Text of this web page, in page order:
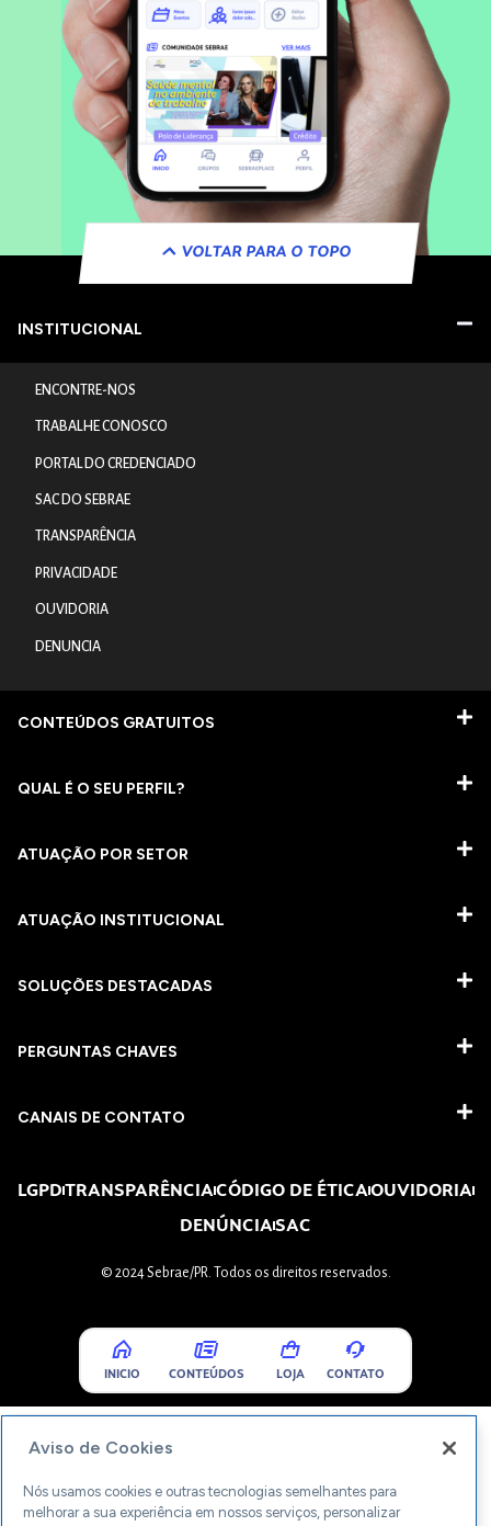
VOLTAR PARA O TOPO
INSTITUCIONAL
ENCONTRE-NOS
TRABALHE CONOSCO
PORTAL DO CREDENCIADO
SAC DO SEBRAE
TRANSPARÊNCIA
PRIVACIDADE
OUVIDORIA
DENUNCIA
CONTEÚDOS GRATUITOS
QUAL É O SEU PERFIL?
ATUAÇÃO POR SETOR
ATUAÇÃO INSTITUCIONAL
SOLUÇÕES DESTACADAS
PERGUNTAS CHAVES​
CANAIS DE CONTATO
LGPDTRANSPARÊNCIACÓDIGO DE ÉTICAOUVIDORIA
DENÚNCIASAC
© 2024 Sebrae/PR. Todos os direitos reservados.
INICIO CONTEÚDOS LOJA CONTATO
Aviso de Cookies
Nós usamos cookies e outras tecnologias semelhantes para
melhorar a sua experiência em nossos serviços, personalizar